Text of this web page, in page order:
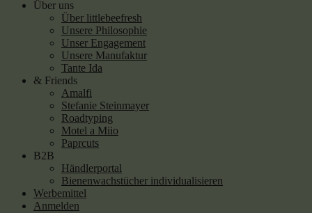
Über uns
Über littlebeefresh
Unsere Philosophie
Unser Engagement
Unsere Manufaktur
Tante Ida
& Friends
Amalfi
Stefanie Steinmayer
Roadtyping
Motel a Miio
Paprcuts
B2B
Händlerportal
Bienenwachstücher individualisieren
Werbemittel
Anmelden